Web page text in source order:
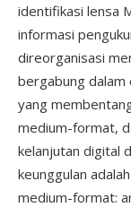
identifikasi lensa
informasi
direorganisasi
bergabung dalam
yang
medium-format,
kelanjutan digital
keunggulan
medium-format: